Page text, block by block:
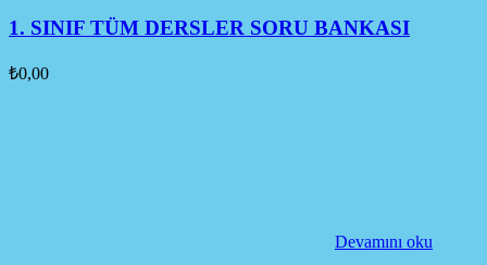
1. SINIF TÜM DERSLER SORU BANKASI
₺0,00
Devamını oku